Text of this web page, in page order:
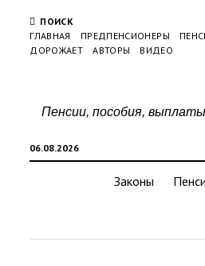
ПОИСК
ГЛАВНАЯ
ПРЕДПЕНСИОНЕРЫ
ДОРОЖАЕТ
АВТОРЫ ВИДЕО
06.08.2026
Пенсии, пособия,
Законы